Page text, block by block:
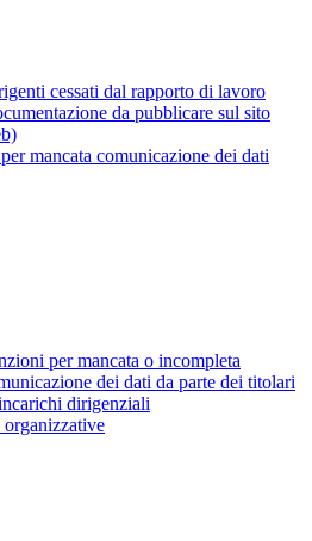
cessati dal rapporto di lavoro
da pubblicare sul sito
mancata comunicazione dei dati
per mancata o incompleta
dei dati da parte dei titolari
dirigenziali